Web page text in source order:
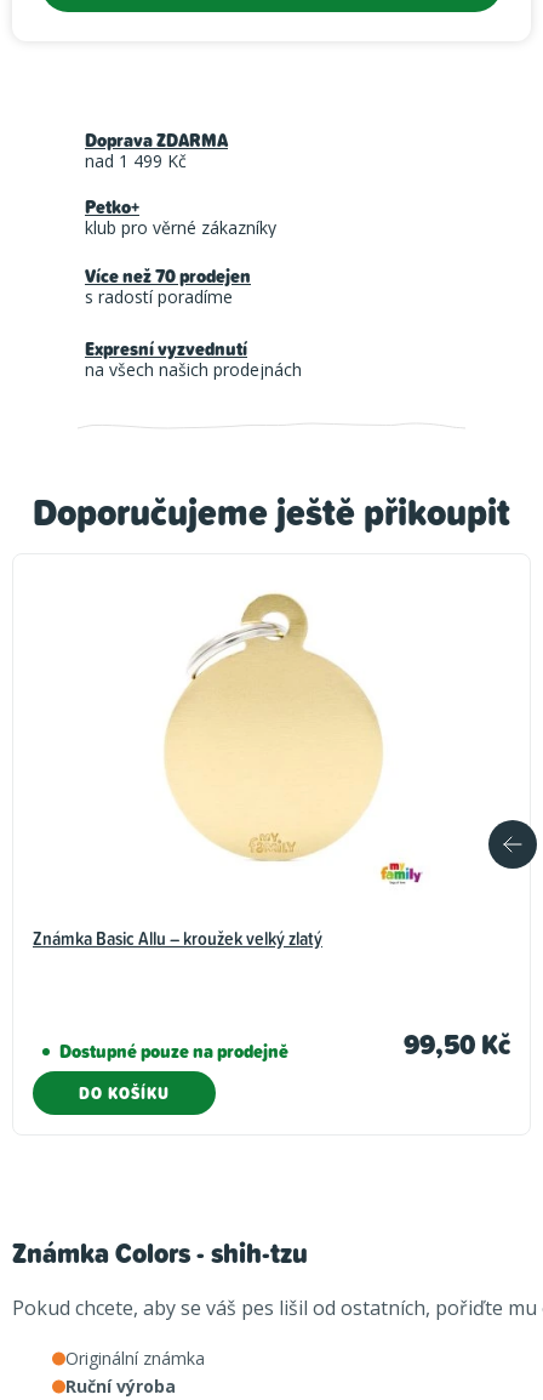
Doporučujeme ještě přikoupit
Známka Basic Allu – kroužek velký zlatý
Dostupné pouze na prodejně 99,50 Kč
DO KOŠÍKU
Doprava ZDARMA
nad 1 499 Kč
Petko+
klub pro věrné zákazníky
Více než 70 prodejen
s radostí poradíme
Expresní vyzvednutí
na všech našich prodejnách
Známka Colors - shih-tzu
Pokud chcete, aby se váš pes lišil od ostatních, pořiďte
Originální známka
Ruční výroba